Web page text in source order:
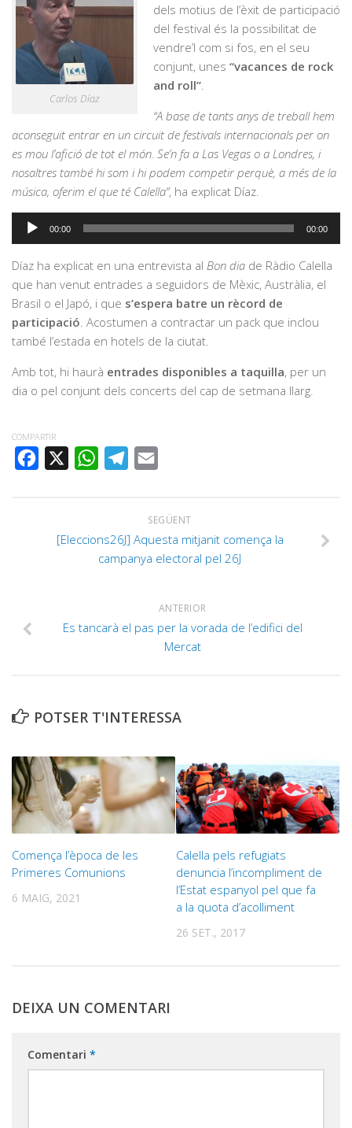
Carlos Díaz
dels motius de l’èxit de participació
del festival és la possibilitat de
vendre’l com si fos, en el seu
conjunt, unes “vacances de rock
and roll”
“A base de tants anys de treball hem
aconseguit entrar en un circuit de festivals internacionals per on
es mou l’afició de tot el món. Se’n fa a Las Vegas o a Londres, i
nosaltres també hi som i hi podem competir perquè, a més de la
música, oferim el que té Calella”, ha explicat Díaz.
Reproductor
00:00 00:00
Díaz ha explicat en una entrevista al Bon dia de Ràdio Calella
que han venut entrades a seguidors de Mèxic, Austràlia, el
Brasil o el Japó, i que s’espera batre un rècord de
participació . Acostumen a contractar un pack que inclou
també l’estada en hotels de la ciutat.
Amb tot, hi haurà entrades disponibles a taquilla, per un
dia o pel conjunt dels concerts del cap de setmana llarg.
COMPARTIR
FACEBOOK
WHATSAPPTELEGRAM
SEGÜENT
[Eleccions26J] Aquesta mitjanit comença la
campanya electoral pel 26J
ANTERIOR
Es tancarà el pas per la vorada de l’edifici del
Mercat
POTSER T'INTERESSA
Comença l’època de les
Primeres Comunions
6 MAIG, 2021
Calella pels refugiats
denuncia l’incompliment de
l’Estat espanyol pel que fa
a la quota d’acolliment
26 SET., 2017
DEIXA UN COMENTARI
Comentari *